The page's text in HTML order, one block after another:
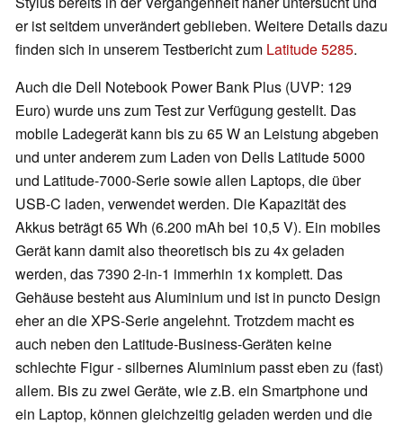
er ist seitdem unverändert geblieben. Weitere Details dazu
finden sich in unserem Testbericht zum Latitude 5285.
Auch die Dell Notebook Power Bank Plus (UVP: 129
Euro) wurde uns zum Test zur Verfügung gestellt. Das
mobile Ladegerät kann bis zu 65 W an Leistung abgeben
und unter anderem zum Laden von Dells Latitude 5000
und Latitude-7000-Serie sowie allen Laptops, die über
USB-C laden, verwendet werden. Die Kapazität des
Akkus beträgt 65 Wh (6.200 mAh bei 10,5 V). Ein mobiles
Gerät kann damit also theoretisch bis zu 4x geladen
werden, das 7390 2-in-1 immerhin 1x komplett. Das
Gehäuse besteht aus Aluminium und ist in puncto Design
eher an die XPS-Serie angelehnt. Trotzdem macht es
auch neben den Latitude-Business-Geräten keine
schlechte Figur - silbernes Aluminium passt eben zu (fast)
allem. Bis zu zwei Geräte, wie z.B. ein Smartphone und
ein Laptop, können gleichzeitig geladen werden und die